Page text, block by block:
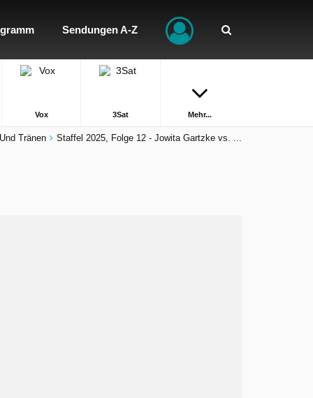
Sendungen A-Z
Vox 3Sat Mehr...
Tränen Staffel 2025, Folge 12 - Jowita Gartzke vs. ...